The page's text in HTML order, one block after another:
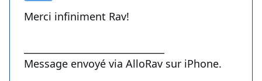
Merci infiniment Rav!
Message envoyé via AlloRav sur iPhone.